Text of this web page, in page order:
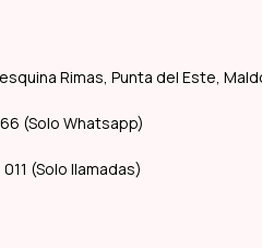
Rimas, Punta del Este,
(Solo Whatsapp)
011 (Solo llamadas)